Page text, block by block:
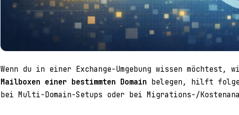
Wenn du in einer Exchange-Umgebung wissen
Mailboxen einer bestimmten Domain belegen, hilft
bei Multi-Domain-Setups oder bei Migrations-/